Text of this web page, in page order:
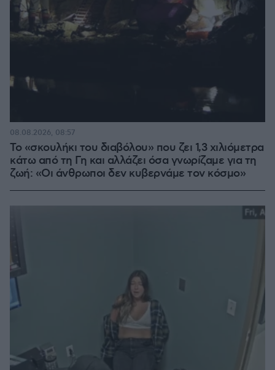
Το «σκουλήκι του διαβόλου» που ζει 1,3 χιλιόμετρα
κάτω από τη Γη και αλλάζει όσα γνωρίζαμε για τη
ζωή: «Οι άνθρωποι δεν κυβερνάμε τον κόσμο»
08.08.2026, 08:57